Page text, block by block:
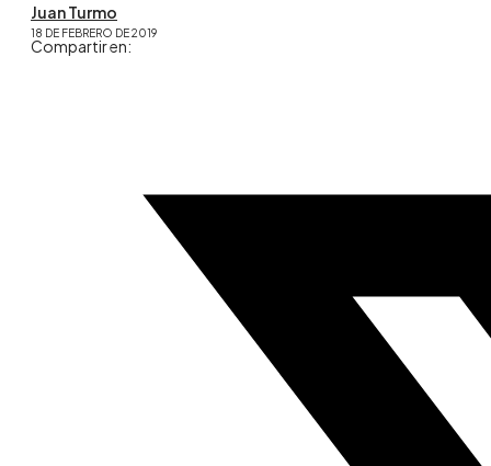
Juan Turmo
18 DE FEBRERO DE 2019
Compartir en: